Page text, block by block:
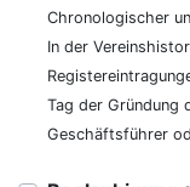
Chronologischer
In der
Tag der Gründung
Geschäftsführer